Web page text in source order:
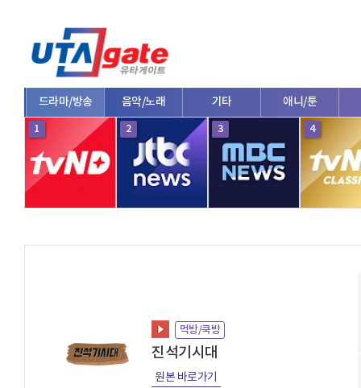
드라마/방송 음악/노래 기타 애니/툰
1 2 3 4
먹방/쿡방
진석기시대
원본 바로가기